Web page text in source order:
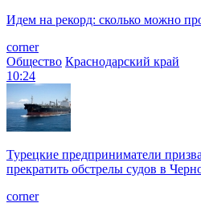
Идем на рекорд: сколько можно
corner
Общество Краснодарский край
10:24
Турецкие предприниматели
прекратить обстрелы судов в
corner